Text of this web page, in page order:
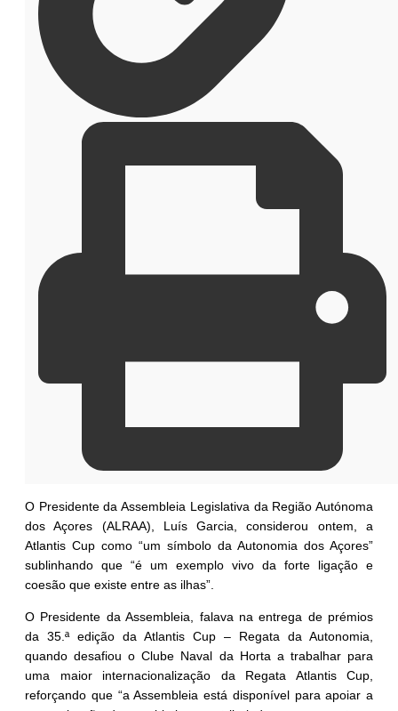
O Presidente da Assembleia Legislativa da Região Autónoma
dos Açores (ALRAA), LuísGarcia, considerou ontem, a
Atlantis Cup como “um símbolo da Autonomia dos Açores”
sublinhando que “é um exemplo vivo da forte ligação e
coesão que existe entre as ilhas”.
O Presidente da Assembleia, falava na entrega de prémios
da 35.ª edição da Atlantis Cup – Regata da Autonomia,
quando desafiou o Clube Naval da Horta a trabalhar para
uma maior internacionalização da Regata Atlantis Cup,
reforçando que “a Assembleia está disponível para apoiar a